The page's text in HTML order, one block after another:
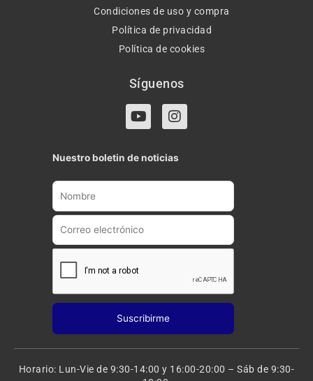
Condiciones de uso y compra
Política de privacidad
Política de cookies
Síguenos
Y
o
t
u
b
I
n
t
a
g
a
Nuestro boletin de noticias
Horario: Lun-Vie de 9:30-14:00 y 16:00-20:00 – Sáb de 9:30-